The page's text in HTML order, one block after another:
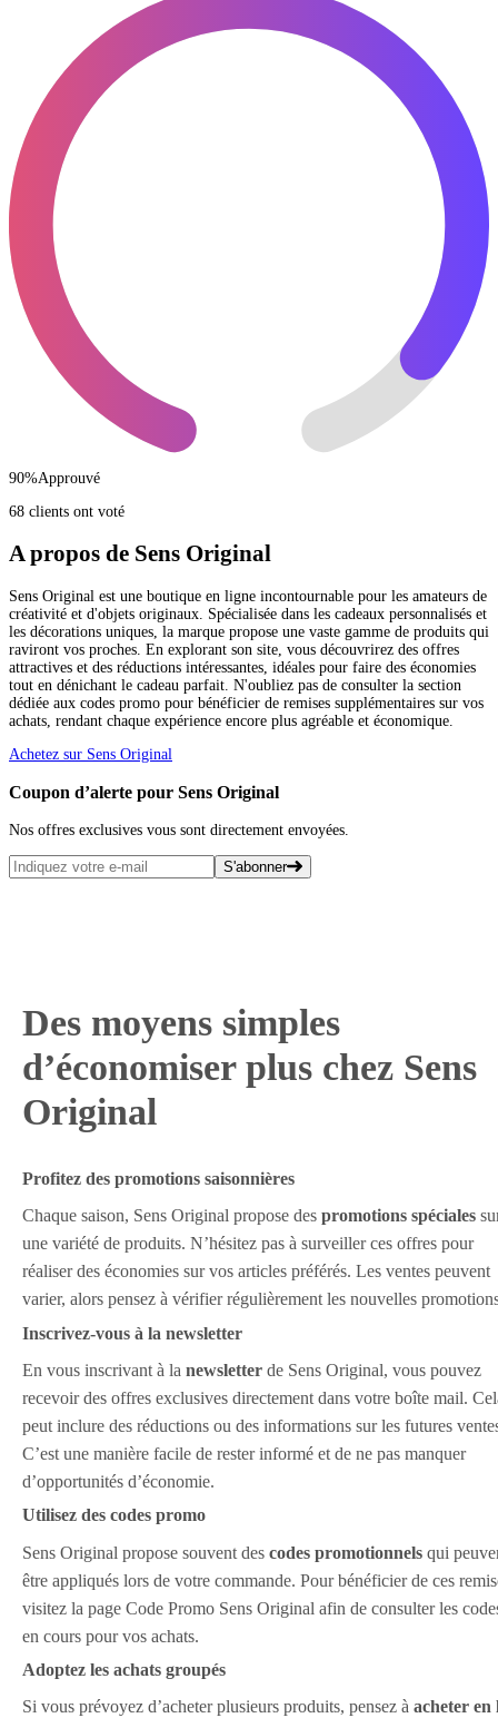
90%Approuvé
68 clients ont voté
A propos de Sens Original
Sens Original est une boutique en ligne incontournable pour les amateurs de
créativité et d'objets originaux. Spécialisée dans les cadeaux personnalisés et
les décorations uniques, la marque propose une vaste gamme de produits qui
raviront vos proches. En explorant son site, vous découvrirez des offres
attractives et des réductions intéressantes, idéales pour faire des économies
tout en dénichant le cadeau parfait. N'oubliez pas de consulter la section
dédiée aux codes promo pour bénéficier de remises supplémentaires sur vos
achats, rendant chaque expérience encore plus agréable et économique.
Achetez sur Sens Original
Coupon d’alerte pour Sens Original
Nos offres exclusives vous sont directement envoyées.
S'abonner
Des moyens simples
d’économiser plus chez Sens
Original
Profitez des promotions saisonnières
Chaque saison, Sens Original propose des promotions spéciales
une variété de produits. N’hésitez pas à surveiller ces offres pour
réaliser des économies sur vos articles préférés. Les ventes peuvent
varier, alors pensez à vérifier régulièrement les nouvelles
Inscrivez-vous à la newsletter
En vous inscrivant à la newsletter de Sens Original, vous pouvez
recevoir des offres exclusives directement dans votre boîte mail.
peut inclure des réductions ou des informations sur les futures
C’est une manière facile de rester informé et de ne pas manquer
d’opportunités d’économie.
Utilisez des codes promo
Sens Original propose souvent des codes promotionnels qui
être appliqués lors de votre commande. Pour bénéficier de ces
visitez la page Code Promo Sens Original afin de consulter les
en cours pour vos achats.
Adoptez les achats groupés
Si vous prévoyez d’acheter plusieurs produits, pensez à acheter en